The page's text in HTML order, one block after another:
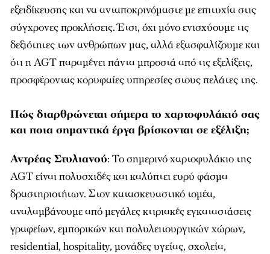
εξειδίκευσης και να ανταποκρινόμαστε με επιτυχία στις
σύγχρονες προκλήσεις. Έτσι, όχι μόνο ενισχύουμε τις
δεξιότητες των ανθρώπων μας, αλλά εξασφαλίζουμε και
ότι η AGT παραμένει πάντα μπροστά από τις εξελίξεις,
προσφέροντας κορυφαίες υπηρεσίες στους πελάτες της.
Πώς διαρθρώνεται σήμερα το χαρτοφυλάκιό σας
και ποια σημαντικά έργα βρίσκονται σε εξέλιξη;
Αντρέας Στυλιανού: Το σημερινό χαρτοφυλάκιο της
AGT είναι πολυσχιδές και καλύπτει ευρύ φάσμα
δραστηριοτήτων. Στον κατασκευαστικό τομέα,
αναλαμβάνουμε από μεγάλες κτιριακές εγκαταστάσεις
γραφείων, εμπορικών και πολυλειτουργικών χώρων,
residential, hospitality, μονάδες υγείας, σχολεία,